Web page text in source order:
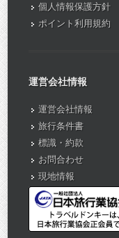
個人情報保護方針
ポイント利用規約
運営会社情報
運営会社情報
旅行条件書
標識・約款
お問合わせ
現地情報